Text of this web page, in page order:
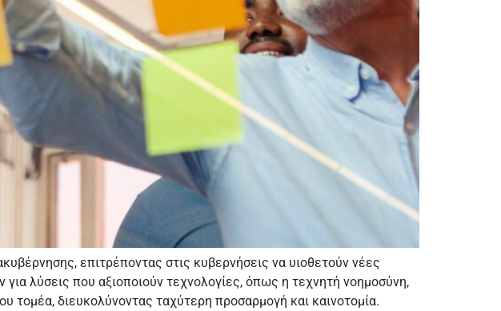
επιτρέποντας στις κυβερνήσεις να υιοθετούν νέες
λύσεις που αξιοποιούν τεχνολογίες, όπως η τεχνητή νοημοσύνη,
τομέα, διευκολύνοντας ταχύτερη προσαρμογή και καινοτομία.